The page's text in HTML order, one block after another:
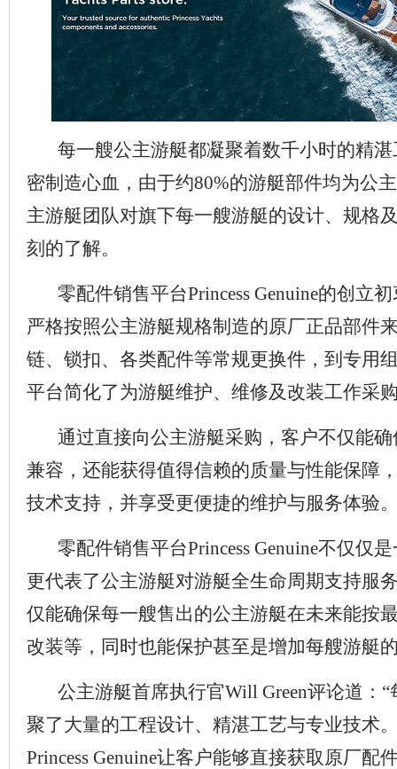
每一艘公主游艇都凝聚着数千小时的精湛
密制造心血，由于约80%的游艇部件均为公
主游艇团队对旗下每一艘游艇的设计、规格
刻的了解。
零配件销售平台Princess Genuine的创立
严格按照公主游艇规格制造的原厂正品部件
链、锁扣、各类配件等常规更换件，到专用
平台简化了为游艇维护、维修及改装工作采
通过直接向公主游艇采购，客户不仅能确
兼容，还能获得值得信赖的质量与性能保障
技术支持，并享受更便捷的维护与服务体验
零配件销售平台Princess Genuine不仅仅
更代表了公主游艇对游艇全生命周期支持服
仅能确保每一艘售出的公主游艇在未来能按
改装等，同时也能保护甚至是增加每艘游艇
公主游艇首席执行官Will Green评论道：“
聚了大量的工程设计、精湛工艺与专业技术
Princess Genuine让客户能够直接获取原厂配